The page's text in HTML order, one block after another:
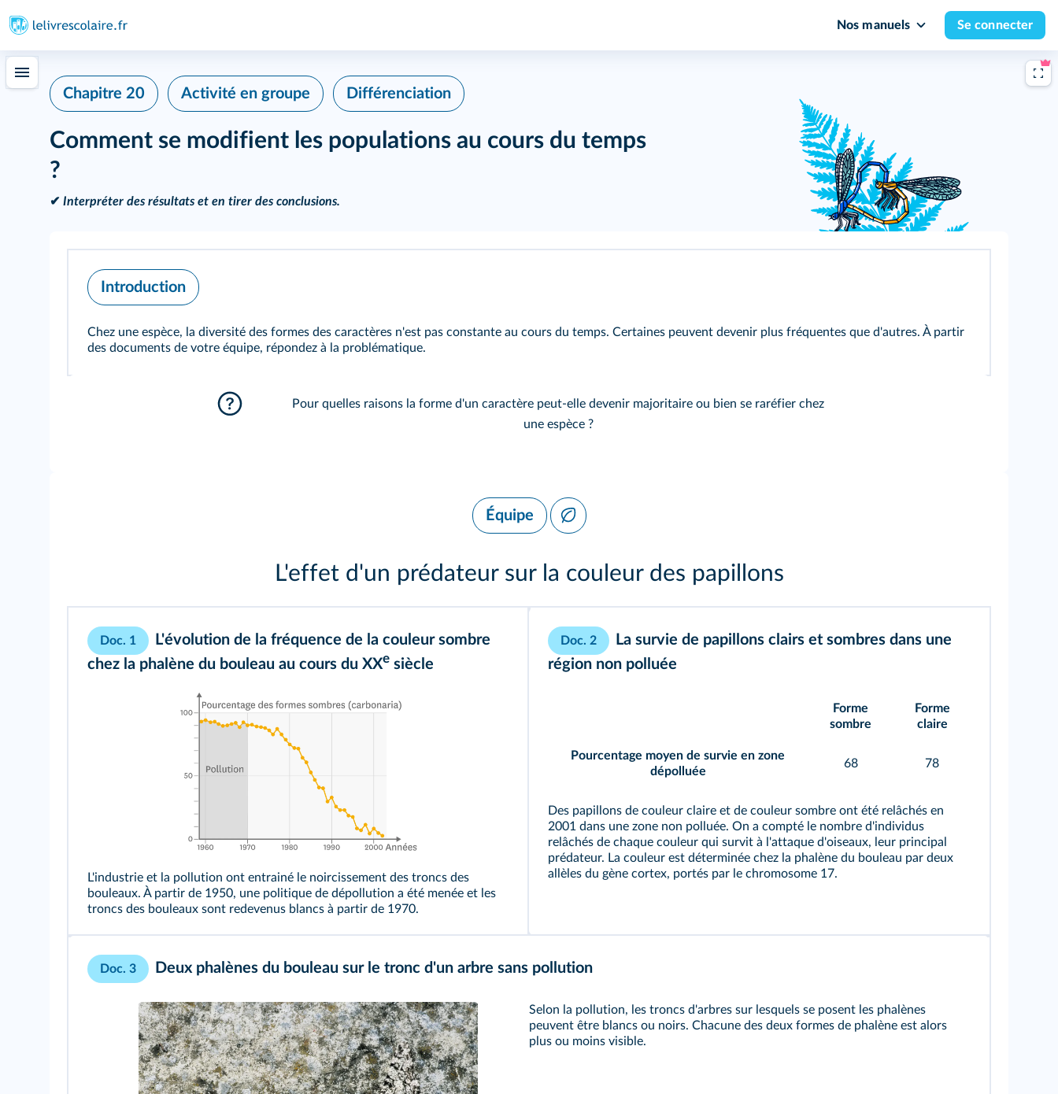
Nos manuels Se connecter
Chapitre 20 Activité en groupe Différenciation
Comment se modifient les populations au cours du temps
?
✔ Interpréter des résultats et en tirer des conclusions.
Introduction
Chez une espèce, la diversité des formes des caractères n'est pas constante au cours du temps. Certaines peuvent devenir plus fréquentes que d'autres. À partir
des documents de votre équipe, répondez à la problématique.
Pour quelles raisons la forme d'un caractère peut-elle devenir majoritaire ou bien se raréfier chez
une espèce ?
Équipe
L'effet d'un prédateur sur la couleur des papillons
Doc. 1
L'évolution de la fréquence de la couleur sombre
chez la phalène du bouleau au cours du XXe siècle
L'industrie et la pollution ont entrainé le noircissement des troncs des
bouleaux. À partir de 1950, une politique de dépollution a été menée et les
troncs des bouleaux sont redevenus blancs à partir de 1970.
Doc. 2
La survie de papillons clairs et sombres dans une
région non polluée
Forme
sombre
Forme
claire
Pourcentage moyen de survie en zone
dépolluée
68 78
Des papillons de couleur claire et de couleur sombre ont été relâchés en
2001 dans une zone non polluée. On a compté le nombre d'individus
relâchés de chaque couleur qui survit à l'attaque d'oiseaux, leur principal
prédateur. La couleur est déterminée chez la phalène du bouleau par deux
allèles du gène cortex, portés par le chromosome 17.
Doc. 3 Deux phalènes du bouleau sur le tronc d'un arbre sans pollution
Selon la pollution, les troncs d'arbres sur lesquels se posent les phalènes
peuvent être blancs ou noirs. Chacune des deux formes de phalène est alors
plus ou moins visible.